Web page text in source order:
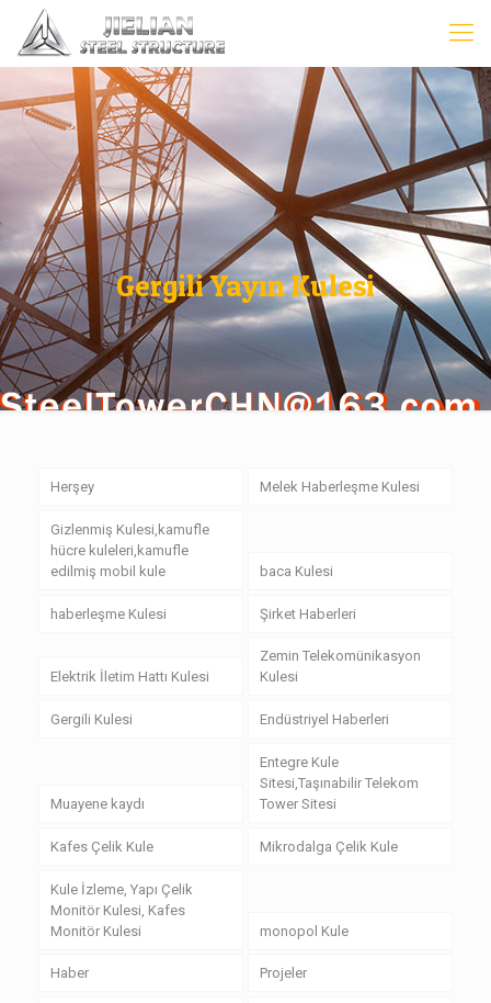
Gergili Yayın Kulesi
Herşey Melek Haberleşme Kulesi
Gizlenmiş Kulesi,kamufle
hücre kuleleri,kamufle
edilmiş mobil kule
baca Kulesi
haberleşme Kulesi Şirket Haberleri
Elektrik İletim Hattı Kulesi
Zemin Telekomünikasyon
Kulesi
Gergili Kulesi Endüstriyel Haberleri
Muayene kaydı
Entegre Kule
Sitesi,Taşınabilir Telekom
Tower Sitesi
Kafes Çelik Kule Mikrodalga Çelik Kule
Kule İzleme, Yapı Çelik
Monitör Kulesi, Kafes
Monitör Kulesi
monopol Kule
Haber Projeler